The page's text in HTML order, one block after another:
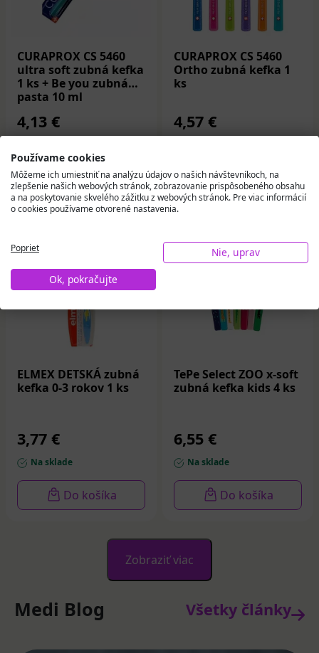
CURAPROX CS 5460
ultra soft zubná kefka
1 ks + Be you zubná
pasta 10 ml
4,13 €
Do košíka
CURAPROX CS 5460
Ortho zubná kefka 1
ks
4,57 €
Do košíka
ELMEX DETSKÁ zubná
kefka 0-3 rokov 1 ks
3,77 €
Na sklade
Do košíka
TePe Select ZOO x-soft
zubná kefka kids 4 ks
6,55 €
Na sklade
Do košíka
Zobraziť viac
Medi Blog Všetky články
Používame cookies
Môžeme ich umiestniť na analýzu údajov o našich návštevníkoch, na
zlepšenie našich webových stránok, zobrazovanie prispôsobeného obsahu
a na poskytovanie skvelého zážitku z webových stránok. Pre viac informácií
o cookies používame otvorené nastavenia.
Poprieť
Nie, uprav
Ok, pokračujte